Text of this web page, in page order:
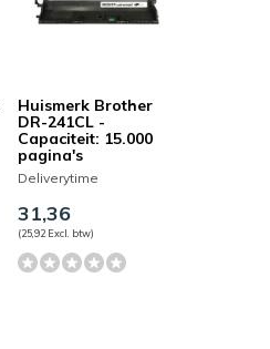
Huismerk Brother
DR-241CL -
Capaciteit: 15.000
pagina's
Deliverytime
31,36
(25,92 Excl. btw)